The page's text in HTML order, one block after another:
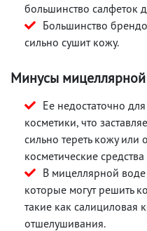
большинство салфеток
Большинство
сильно сушит кожу.
Минусы
Ее недостаточно
косметики, что
сильно тереть кожу или
косметические
В мицеллярной воде
которые могут решить
такие как салициловая
отшелушивания.